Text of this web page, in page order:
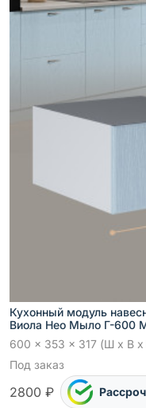
Кухонный модуль
Виола Нео Мыло Г-600
600 x 353 x 317 (Ш x В x
Под заказ
2800 ₽